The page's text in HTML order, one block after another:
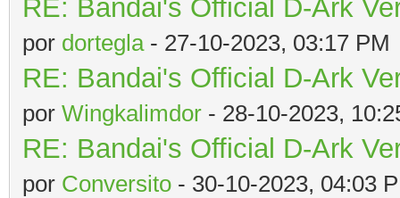
RE: Bandai's Official D-Ark
por dortegla- 27-10-2023, 03:17 PM
RE: Bandai's Official D-Ark
por Wingkalimdor - 28-10-2023,
RE: Bandai's Official D-Ark
por Conversito - 30-10-2023, 04:03